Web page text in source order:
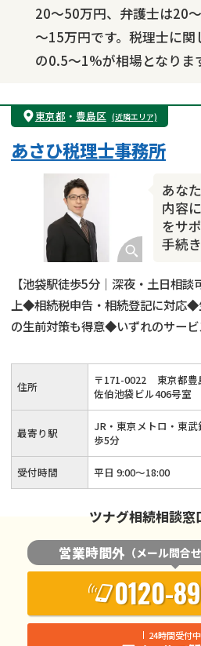
20～50万円、弁護士は20
～15万円です。税理士に
の0.5～1%が相場となりま
東京都 ・ 豊島区 (近隣エリア)
あな
内容
をサ
手続
あさひ税理士事務所
【池袋駅徒歩5分｜深夜・土日相
上◆相続税申告・相続登記に対応
の生前対策も得意◆いずれのサー
すい◆豊島区・板橋区・練馬区・
当事務所にご相談ください！15年
士が丁寧に対応いたします！
住所 〒171-0022
東京都
佐伯池袋ビル406号室
最寄り駅
JR・東京メトロ・東
歩5分
受付時間 平日 9:00～18:00
ツナグ相続相談窓
営業時間外 （メール問合
0120-
24時間受付中